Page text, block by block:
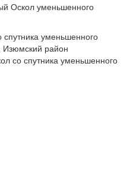
Оскол уменьшенного
со спутника уменьшенного